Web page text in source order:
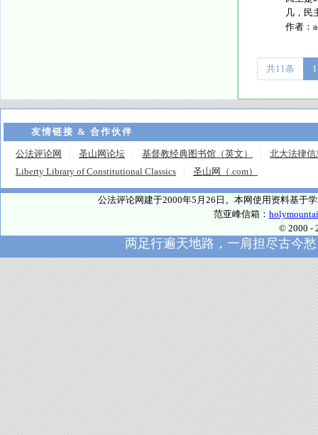
几，民
作者：
共11条 1
友情链接 & 合作伙伴
公法评论网 圣山网论坛 基督教经典图书馆（英文）
北大法律信
Liberty Library of Constitutional Classics
圣山网（.com）
公法评论网建于2000年5月26日。本网使用资料基于
范亚峰信箱：
© 2000 -
两足行遍天地路，一肩担尽古今